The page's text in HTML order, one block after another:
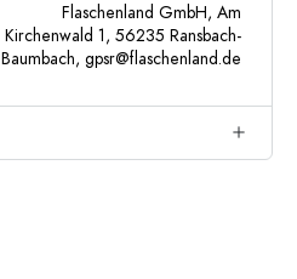
Flaschenland GmbH, Am
Kirchenwald 1, 56235 Ransbach-
Baumbach, gpsr@flaschenland.de